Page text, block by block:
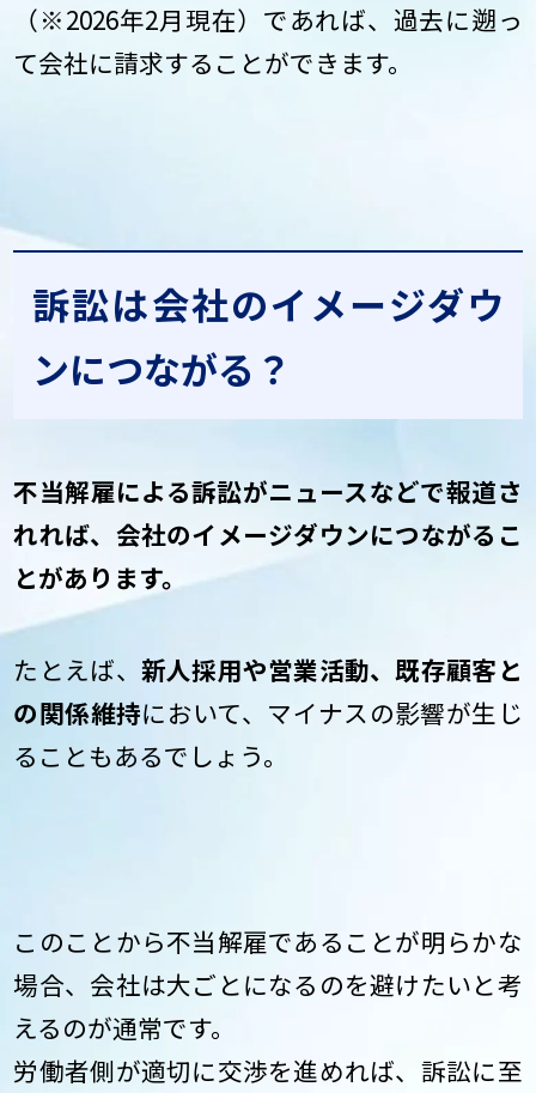
（※2026年2月現在）であれば、過去に遡っ
て会社に請求することができます。
訴訟は会社のイメージダウ
ンにつながる？
不当解雇による訴訟がニュースなどで報道さ
れれば、会社のイメージダウンにつながるこ
とがあります。
たとえば、 新人採用や営業活動、既存顧客と
の関係維持において、マイナスの影響が生じ
ることもあるでしょう。
このことから不当解雇であることが明らかな
場合、会社は大ごとになるのを避けたいと考
えるのが通常です。
労働者側が適切に交渉を進めれば、訴訟に至